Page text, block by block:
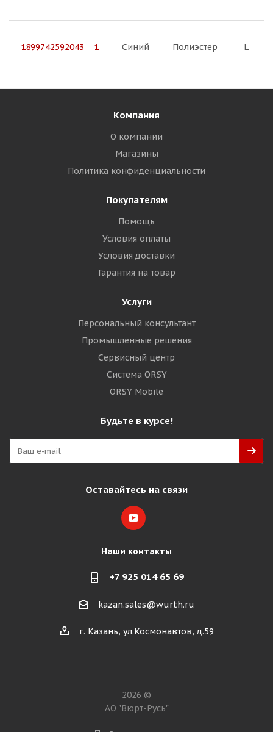
1899742592043 1 Синий Полиэстер L
Компания
О компании
Магазины
Политика конфиденциальности
Покупателям
Помощь
Условия оплаты
Условия доставки
Гарантия на товар
Услуги
Персональный консультант
Промышленные решения
Сервисный центр
Система ORSY
ORSY Mobile
Будьте в курсе!
Оставайтесь на связи
Наши контакты
+7 925 014 65 69
kazan.sales@wurth.ru
г. Казань, ул.Космонавтов, д.59
2026 ©
АО "Вюрт-Русь"